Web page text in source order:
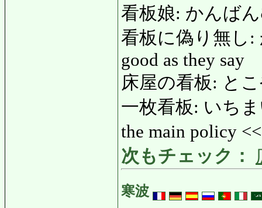
看板娘: かんば
看板に偽り無し:
good as they say
床屋の看板: と
一枚看板: いちま
the main policy
次もチェック：
寒波